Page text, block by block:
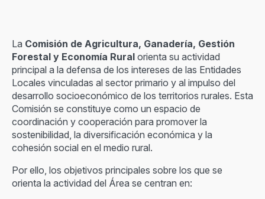
La Comisión de Agricultura, Ganadería, Gestión
Forestal y Economía Rural orienta su actividad
principal a la defensa de los intereses de las Entidades
Locales vinculadas al sector primario y al impulso del
desarrollo socioeconómico de los territorios rurales. Esta
Comisión se constituye como un espacio de
coordinación y cooperación para promover la
sostenibilidad, la diversificación económica y la
cohesión social en el medio rural.
Por ello, los objetivos principales sobre los que se
orienta la actividad del Área se centran en: